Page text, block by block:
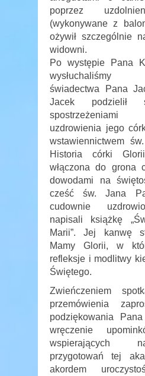
poprzez
(wykonywane z
ożywił szczególnie
widowni.
Po występie Pana
wysłuchaliśmy
świadectwa Pana
Jacek
spostrzeżeniami
uzdrowienia jego
wstawiennictwem
Historia córki
włączona do grona
dowodami na
cześć św. Jana
cudownie
napisali książkę
Marii”. Jej kanwę
Mamy Glorii, w
refleksje i modlitwy
Świętego.
Zwieńczeniem
przemówienia
podziękowania
wręczenie
wspierających
przygotowań tej
akordem